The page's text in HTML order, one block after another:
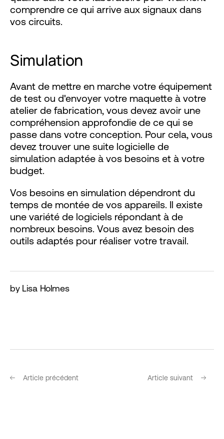
comprendre ce qui arrive aux signaux dans
vos circuits.
Simulation
Avant de mettre en marche votre équipement
de test ou d'envoyer votre maquette à votre
atelier de fabrication, vous devez avoir une
compréhension approfondie de ce qui se
passe dans votre conception. Pour cela, vous
devez trouver une suite logicielle de
simulation adaptée à vos besoins et à votre
budget.
Vos besoins en simulation dépendront du
temps de montée de vos appareils. Il existe
une variété de logiciels répondant à de
nombreux besoins. Vous avez besoin des
outils adaptés pour réaliser votre travail.
by Lisa Holmes
Article précédent Article suivant